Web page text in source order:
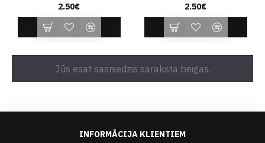
2.50€ 2.50€
Jūs esat sasniedzis saraksta beigas.
INFORMĀCIJA KLIENTIEM